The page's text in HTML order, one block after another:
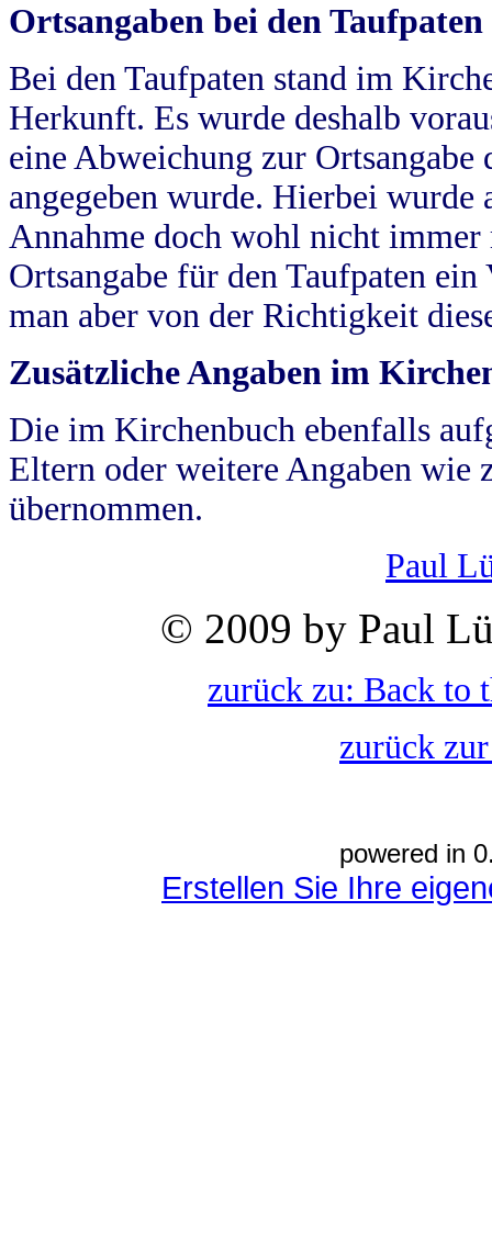
Ortsangaben bei den Taufpaten
Bei den Taufpaten stand im
Herkunft. Es wurde deshalb
eine Abweichung zur
angegeben wurde. Hierbei wurde
Annahme doch wohl nicht
Ortsangabe für den Taufpaten
man aber von der Richtigkeit
Zusätzliche Angaben im
Die im Kirchenbuch ebenfalls
Eltern oder weitere Angaben wie
übernommen.
Paul
© 2009 by Paul
zurück zu: Back to
zurück
powered in
Erstellen Sie Ihre